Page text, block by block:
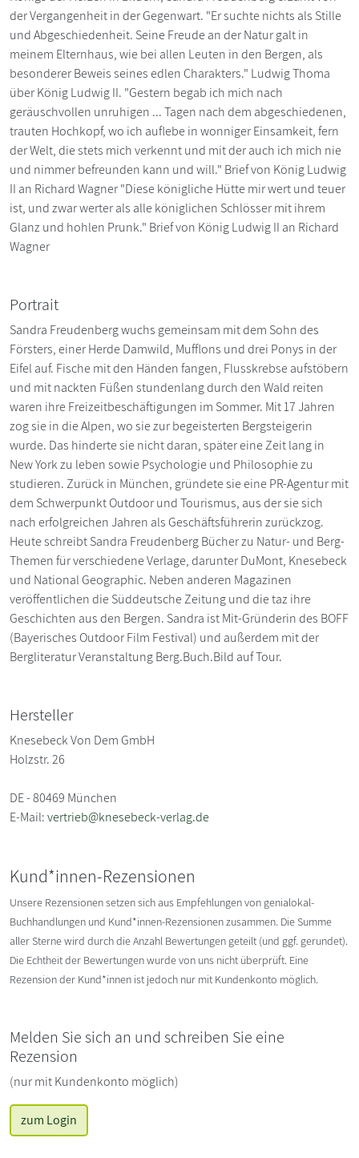
der Vergangenheit in der Gegenwart. "Er suchte nichts als Stille
und Abgeschiedenheit. Seine Freude an der Natur galt in
meinem Elternhaus, wie bei allen Leuten in den Bergen, als
besonderer Beweis seines edlen Charakters." Ludwig Thoma
über König Ludwig II. "Gestern begab ich mich nach
geräuschvollen unruhigen ... Tagen nach dem abgeschiedenen,
trauten Hochkopf, wo ich auflebe in wonniger Einsamkeit, fern
der Welt, die stets mich verkennt und mit der auch ich mich nie
und nimmer befreunden kann und will." Brief von König Ludwig
II an Richard Wagner "Diese königliche Hütte mir wert und teuer
ist, und zwar werter als alle königlichen Schlösser mit ihrem
Glanz und hohlen Prunk." Brief von König Ludwig II an Richard
Wagner
Portrait
Sandra Freudenberg wuchs gemeinsam mit dem Sohn des
Försters, einer Herde Damwild, Mufflons und drei Ponys in der
Eifel auf. Fische mit den Händen fangen, Flusskrebse aufstöbern
und mit nackten Füßen stundenlang durch den Wald reiten
waren ihre Freizeitbeschäftigungen im Sommer. Mit 17 Jahren
zog sie in die Alpen, wo sie zur begeisterten Bergsteigerin
wurde. Das hinderte sie nicht daran, später eine Zeit lang in
New York zu leben sowie Psychologie und Philosophie zu
studieren. Zurück in München, gründete sie eine PR-Agentur mit
dem Schwerpunkt Outdoor und Tourismus, aus der sie sich
nach erfolgreichen Jahren als Geschäftsführerin zurückzog.
Heute schreibt Sandra Freudenberg Bücher zu Natur- und Berg-
Themen für verschiedene Verlage, darunter DuMont, Knesebeck
und National Geographic. Neben anderen Magazinen
veröffentlichen die Süddeutsche Zeitung und die taz ihre
Geschichten aus den Bergen. Sandra ist Mit-Gründerin des BOFF
(Bayerisches Outdoor Film Festival) und außerdem mit der
Bergliteratur Veranstaltung Berg.Buch.Bild auf Tour.
Hersteller
Knesebeck Von Dem GmbH
Holzstr. 26
DE - 80469 München
E-Mail:vertrieb@knesebeck-verlag.de
Kund*innen-Rezensionen
Unsere Rezensionen setzen sich aus Empfehlungen von genialokal-
Buchhandlungen und Kund*innen-Rezensionen zusammen. Die Summe
aller Sterne wird durch die Anzahl Bewertungen geteilt (und ggf. gerundet).
Die Echtheit der Bewertungen wurde von uns nicht überprüft. Eine
Rezension der Kund*innen ist jedoch nur mit Kundenkonto möglich.
Melden Sie sich an und schreiben Sie eine
Rezension
(nur mit Kundenkonto möglich)
zum Login